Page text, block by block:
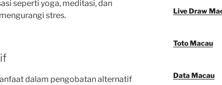
seperti yoga, meditasi, dan
stres.
dalam pengobatan alternatif
Live Draw
Toto Macau
Data Macau